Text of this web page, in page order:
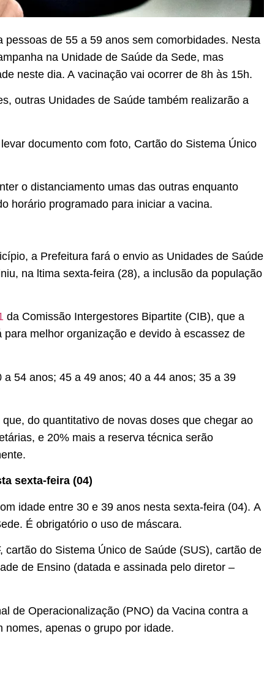
de 55 a 59 anos sem comorbidades. Nesta
na Unidade de Saúde da Sede, mas
neste dia. A vacinação vai ocorrer de 8h às 15h.
outras Unidades de Saúde também realizarão a
documento com foto, Cartão do Sistema Único
o distanciamento umas das outras enquanto
horário programado para iniciar a vacina.
a Prefeitura fará o envio as Unidades de Saúde
na ltima sexta-feira (28), a inclusão da população
da Comissão Intergestores Bipartite (CIB), que a
melhor organização e devido à escassez de
54 anos; 45 a 49 anos; 40 a 44 anos; 35 a 39
do quantitativo de novas doses que chegar ao
e 20% mais a reserva técnica serão
sexta-feira (04)
idade entre 30 e 39 anos nesta sexta-feira (04). A
É obrigatório o uso de máscara.
do Sistema Único de Saúde (SUS), cartão de
de Ensino (datada e assinada pelo diretor –
de Operacionalização (PNO) da Vacina contra a
apenas o grupo por idade.